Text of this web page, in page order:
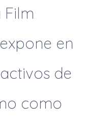
en
de
como